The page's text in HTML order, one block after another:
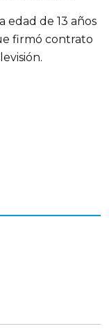
edad de 13 años
firmó contrato